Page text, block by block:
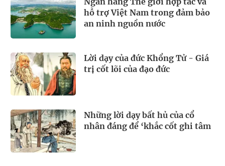
hỗ trợ Việt Nam trong đảm bảo
an ninh nguồn nước
Lời dạy của đức Khổng Tử - Giá
trị cốt lõi của đạo đức
Những lời dạy bất hủ của cổ
nhân đáng để ‘khắc cốt ghi tâm